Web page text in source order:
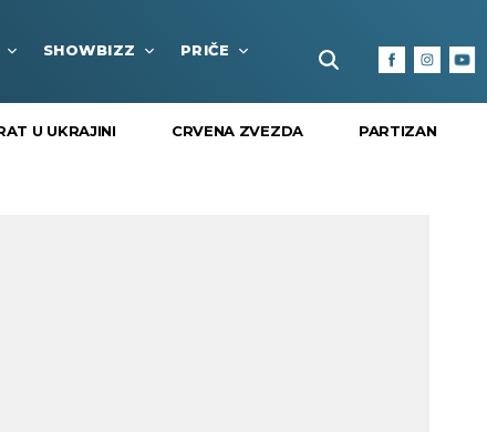
SHOWBIZZ PRIČE FUN BOX KULTURA I
U UKRAJINI CRVENA ZVEZDA PARTIZAN